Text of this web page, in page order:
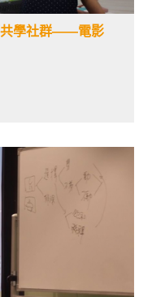
共學社群——電影